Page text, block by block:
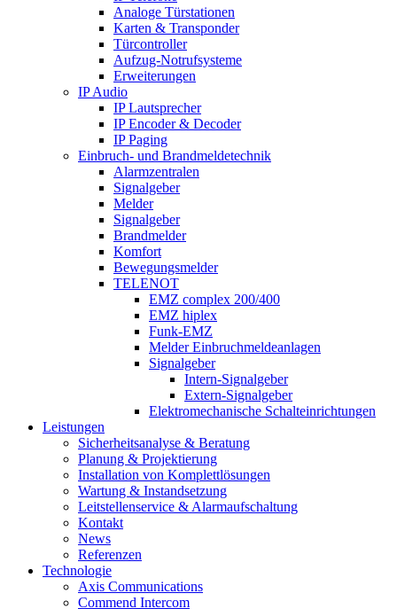
Analoge Türstationen
Karten & Transponder
Türcontroller
Aufzug-Notrufsysteme
Erweiterungen
IP Audio
IP Lautsprecher
IP Encoder & Decoder
IP Paging
Einbruch- und Brandmeldetechnik
Alarmzentralen
Signalgeber
Melder
Signalgeber
Brandmelder
Komfort
Bewegungsmelder
TELENOT
EMZ complex 200/400
EMZ hiplex
Funk-EMZ
Melder Einbruchmeldeanlagen
Signalgeber
Intern-Signalgeber
Extern-Signalgeber
Elektromechanische Schalteinrichtungen
Leistungen
Sicherheitsanalyse & Beratung
Planung & Projektierung​
Installation von Komplettlösungen
Wartung & Instandsetzung
Leitstellenservice & Alarmaufschaltung
Kontakt
News
Referenzen
Technologie
Axis Communications
Commend Intercom